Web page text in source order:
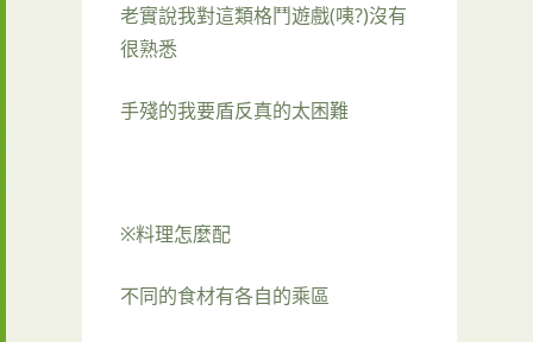
老實說我對這類格鬥遊戲(咦?)沒有
很熟悉
手殘的我要盾反真的太困難
※料理怎麼配
不同的食材有各自的乘區